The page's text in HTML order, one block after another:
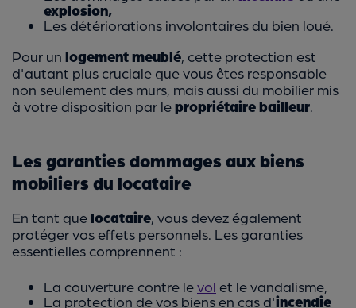
explosion,
Les détériorations involontaires du bien loué.
Pour un logement meublé , cette protection est
d'autant plus cruciale que vous êtes responsable
non seulement des murs, mais aussi du mobilier mis
à votre disposition par lepropriétaire bailleur
Les garanties dommages aux biens
mobiliers du locataire
En tant quelocataire , vous devez également
protéger vos effets personnels. Les garanties
essentielles comprennent :
La couverture contre levol et le vandalisme,
La protection de vos biens en cas d'incendie